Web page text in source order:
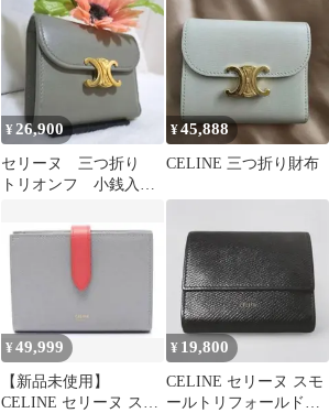
カーフレザー
¥26,900
セリーヌ 三つ折り
トリオンフ 小銭入
ールド金具 レザー
¥45,888
CELINE 三つ折り財布
¥49,999
【新品未使用】
CELINE セリーヌ スモ
¥ 19,800
CELINE セリーヌ スモ
ールトリフォールドウ